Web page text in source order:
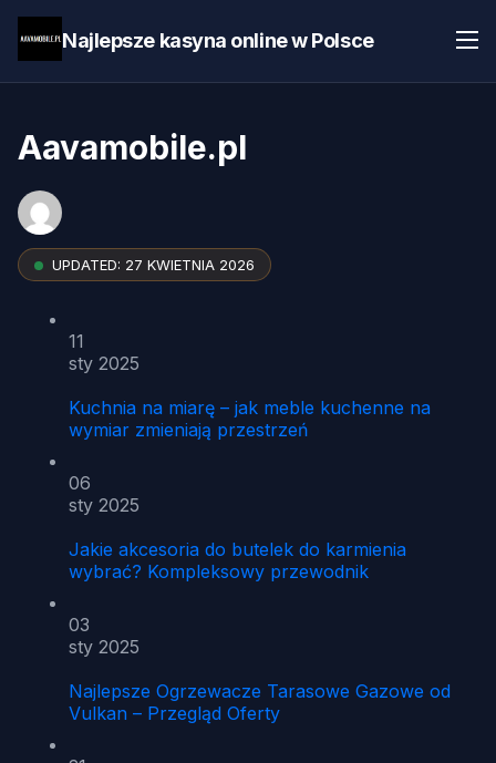
Najlepsze kasyna online w Polsce
Aavamobile.pl
UPDATED: 27 KWIETNIA 2026
11
sty 2025
Kuchnia na miarę – jak meble kuchenne na
wymiar zmieniają przestrzeń
06
sty 2025
Jakie akcesoria do butelek do karmienia
wybrać? Kompleksowy przewodnik
03
sty 2025
Najlepsze Ogrzewacze Tarasowe Gazowe od
Vulkan – Przegląd Oferty